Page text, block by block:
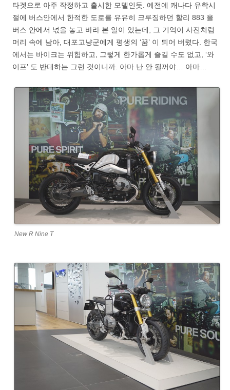
타겟으로 아주 작정하고 출시한 모델인듯. 예전에 캐나다 유학시
절에 버스안에서 한적한 도로를 유유히 크루징하던 할리 883 을
버스 안에서 넋을 놓고 바라 본 일이 있는데, 그 기억이 사진처럼
머리 속에 남아, 대포고냥군에게 평생의 ‘꿈’ 이 되어 버렸다. 한국
에서는 바이크는 위험하고, 그렇게 한가롭게 즐길 수도 없고, ‘와
이프’ 도 반대하는 그런 것이니까. 아마 난 안 될꺼야… 아마…
New R Nine T